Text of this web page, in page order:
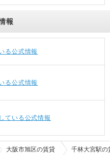
報
る公式情報
る公式情報
ている公式情報
大阪市旭区の賃貸 千林大宮駅の